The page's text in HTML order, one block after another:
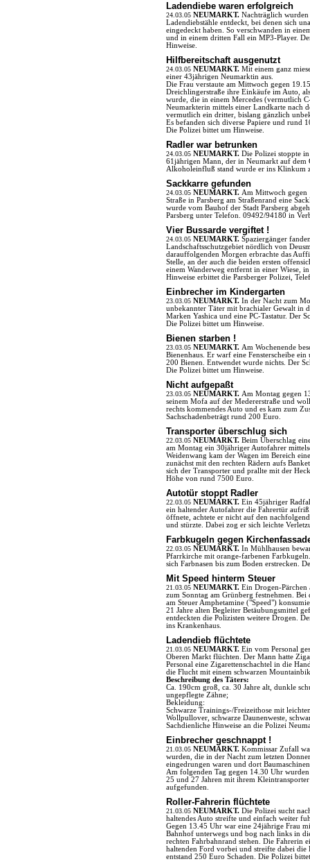
Ladendiebe waren erfolgreich
24.03.05 NEUMARKT. Nachträglich
Ladendiebstähle entdeckt, bei denen sich
eingedeckt haben. So verschwanden in
und in einem dritten Fall ein MP3-Player.
Hinweise.
Hilfbereitschaft ausgenutzt
24.03.05 NEUMARKT. Mit einem ganz
einer 43jährigen Neumarktin aus.
Die Frau verstaute am Mittwoch gegen
Dreichlingerstraße ihre Einkäufe im Auto,
wurde, die in einem Mercedes (vermutlich
Neumarkterin mittels einer Landkarte nach
vermutlich ein dritter, bislang gänzlich
Es befanden sich diverse Papiere und rund
Die Polizei bittet um Hinweise.
Radler war betrunken
24.03.05 NEUMARKT. Die Polizei stoppte
61jährigen Mann, der in Neumarkt auf dem
Alkoholeinfluß stand wurde er ins Klinkum
Sackkarre gefunden
24.03.05 NEUMARKT. Am Mittwoch gegen
Straße in Parsberg am Straßenrand eine
wurde vom Bauhof der Stadt Parsberg
Parsberg unter Telefon. 09492/94180 in
Vier Bussarde vergiftet !
24.03.05 NEUMARKT. Spaziergänger
Landschaftsschutzgebiet nördlich von
darauffolgenden Morgen erbrachte das
Stelle, an der auch die beiden ersten
einem Wanderweg entfernt in einer Wiese,
Hinweise erbittet die Parsberger Polizei,
Einbrecher im Kindergarten
23.03.05 NEUMARKT. In der Nacht zum
unbekannter Täter mit brachialer Gewalt in
Marken Yashica und eine PC-Tastatur. Der
Die Polizei bittet um Hinweise.
Bienen starben !
23.03.05 NEUMARKT. Am Wochenende
Bienenhaus. Er warf eine Fensterscheibe
200 Bienen. Entwendet wurde nichts. Der
Die Polizei bittet um Hinweise.
Nicht aufgepaßt
23.03.05 NEUMARKT. Am Montag gegen
seinem Mofa auf der Medererstraße und
rechts kommendes Auto und es kam zum
Sachschadenbeträgt rund 200 Euro.
Transporter überschlug sich
22.03.05 NEUMARKT. Beim Überschlag
am Montag ein 30jähriger Autofahrer
Weidenwang kam der Wagen im Bereich
zunächst mit den rechten Rädern aufs
sich der Transporter und prallte mit der
Höhe von rund 7500 Euro.
Autotür stoppt Radler
22.03.05 NEUMARKT. Ein 45jähriger
ein haltender Autofahrer die Fahrertür
öffnete, achtete er nicht auf den
und stürzte. Dabei zog er sich leichte
Farbkugeln gegen
22.03.05 NEUMARKT. In Mühlhausen
Pfarrkirche mit orange-farbenen
sich Farbnasen bis zum Boden erstrecken.
Mit Speed hinterm Steuer
21.03.05 NEUMARKT. Ein Drogen-
zum Sonntag am Grünberg festnehmen.
am Steuer Amphetamine ("Speed")
21 Jahre alten Begleiter Betäubungsmittel
entdeckten die Polizisten weitere Drogen.
ins Krankenhaus.
Ladendieb flüchtete
21.03.05 NEUMARKT. Ein vom Personal
Oberen Markt flüchten. Der Mann hatte
Personal eine Zigarettenschachtel in die
die Flucht mit einem schwarzen
Beschreibung des Täters:
Ca. 190cm groß, ca. 30 Jahre alt, dunkle
ungepflegte Zähne;
Bekleidung:
Schwarze Trainings-/Freizeithose mit
Wollpullover, schwarze Daunenweste,
Sachdienliche Hinweise an die Polizei
Einbrecher geschnappt !
21.03.05 NEUMARKT. Kommissar Zufall
wurden, die in der Nacht zum letzten
eingedrungen waren und dort
Am folgenden Tag gegen 14.30 Uhr
25 und 27 Jahren mit ihrem
aufgefunden.
Roller-Fahrerin flüchtete
21.03.05 NEUMARKT. Die Polizei sucht
haltendes Auto streifte und einfach weiter
Gegen 13.45 Uhr war eine 24jährige Frau
Bahnhof unterwegs und bog nach links in
rechten Fahrbahnrand stehen. Die Fahrerin
haltenden Ford vorbei und streifte dabei
entstand 250 Euro Schaden. Die Polizei